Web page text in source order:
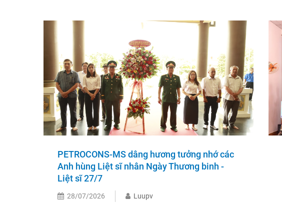
PETROCONS-MS dâng hương tưởng nhớ các
Anh hùng Liệt sĩ nhân Ngày Thương binh -
Liệt sĩ 27/7
28/07/2026 Luupv